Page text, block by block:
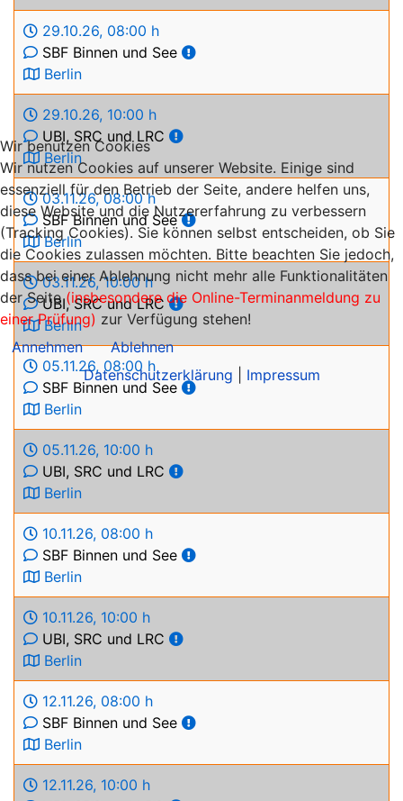
29.10.26, 08:00 h
SBF Binnen und See
Berlin
29.10.26, 10:00 h
UBI, SRC und LRC
Berlin
03.11.26,08:00 h
SBF Binnen und See
Berlin
03.11.26,10:00 h
UBI, SRC und LRC
Berlin
05.11.26, 08:00 h
SBF Binnen und See
Berlin
05.11.26, 10:00 h
UBI, SRC und LRC
Berlin
10.11.26, 08:00 h
SBF Binnen und See
Berlin
10.11.26, 10:00 h
UBI, SRC und LRC
Berlin
12.11.26, 08:00 h
SBF Binnen und See
Berlin
12.11.26, 10:00 h
Wir benutzen Cookies
Wir nutzen Cookies auf unserer Website. Einige sind
essenziell für den Betrieb der Seite, andere helfen uns,
diese Website und die Nutzererfahrung zu verbessern
(Tracking Cookies). Sie können selbst entscheiden, ob Sie
die Cookies zulassen möchten. Bitte beachten Sie jedoch,
dass bei einer Ablehnung nicht mehr alle Funktionalitäten
der Seite(insbesondere die Online-Terminanmeldung zu
einer Prüfung) zur Verfügung stehen!
Annehmen
Ablehnen
Datenschutzerklärung
Impressum